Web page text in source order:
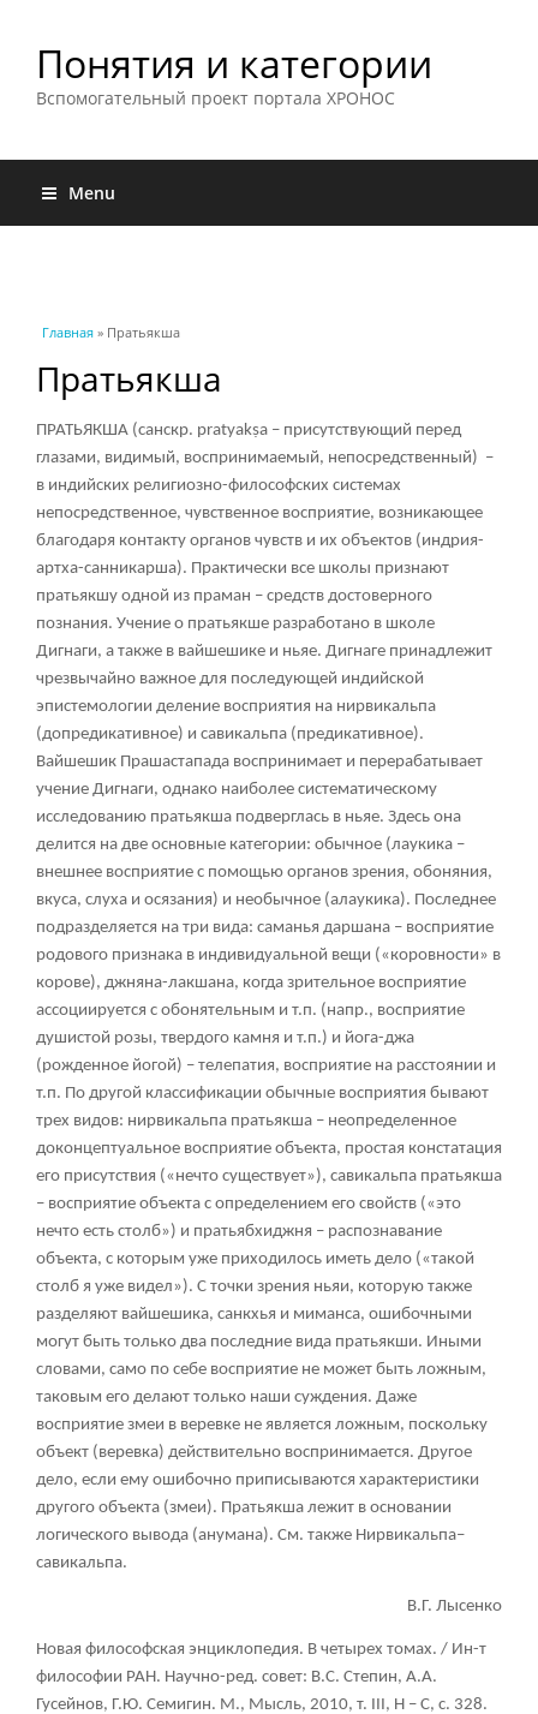
Понятия и категории
Вспомогательный проект портала ХРОНОС
Menu
Вы здесь
Главная » Пратьякша
Пратьякша
ПРАТЬЯКША (санскр. pratyakṣa – присутствующий перед
глазами, видимый, воспринимаемый, непосредственный) –
в индийских религиозно-философских системах
непосредственное, чувственное восприятие, возникающее
благодаря контакту органов чувств и их объектов (индрия-
артха-санникарша). Практически все школы признают
пратьякшу одной из праман – средств достоверного
познания. Учение о пратьякше разработано в школе
Дигнаги, а также в вайшешике и ньяе. Дигнаге принадлежит
чрезвычайно важное для последующей индийской
эпистемологии деление восприятия на нирвикальпа
(допредикативное) и савикальпа (предикативное).
Вайшешик Прашастапада воспринимает и перерабатывает
учение Дигнаги, однако наиболее систематическому
исследованию пратьякша подверглась в ньяе. Здесь она
делится на две основные категории: обычное (лаукика –
внешнее восприятие с помощью органов зрения, обоняния,
вкуса, слуха и осязания) и необычное (алаукика). Последнее
подразделяется на три вида: саманья даршана – восприятие
родового признака в индивидуальной вещи («коровности» в
корове), джняна-лакшана, когда зрительное восприятие
ассоциируется с обонятельным и т.п. (напр., восприятие
душистой розы, твердого камня и т.п.) и йога-джа
(рожденное йогой) – телепатия, восприятие на расстоянии и
т.п. По другой классификации обычные восприятия бывают
трех видов: нирвикальпа пратьякша – неопределенное
доконцептуальное восприятие объекта, простая констатация
его присутствия («нечто существует»), савикальпа пратьякша
– восприятие объекта с определением его свойств («это
нечто есть столб») и пратьябхиджня – распознавание
объекта, с которым уже приходилось иметь дело («такой
столб я уже видел»). С точки зрения ньяи, которую также
разделяют вайшешика, санкхья и миманса, ошибочными
могут быть только два последние вида пратьякши. Иными
словами, само по себе восприятие не может быть ложным,
таковым его делают только наши суждения. Даже
восприятие змеи в веревке не является ложным, поскольку
объект (веревка) действительно воспринимается. Другое
дело, если ему ошибочно приписываются характеристики
другого объекта (змеи). Пратьякша лежит в основании
логического вывода (анумана). См. также Нирвикальпа–
савикальпа.
В.Г. Лысенко
Новая философская энциклопедия. В четырех томах. / Ин-т
философии РАН. Научно-ред. совет: В.С. Степин, А.А.
Гусейнов, Г.Ю. Семигин. М., Мысль, 2010, т. III, Н – С, с. 328.